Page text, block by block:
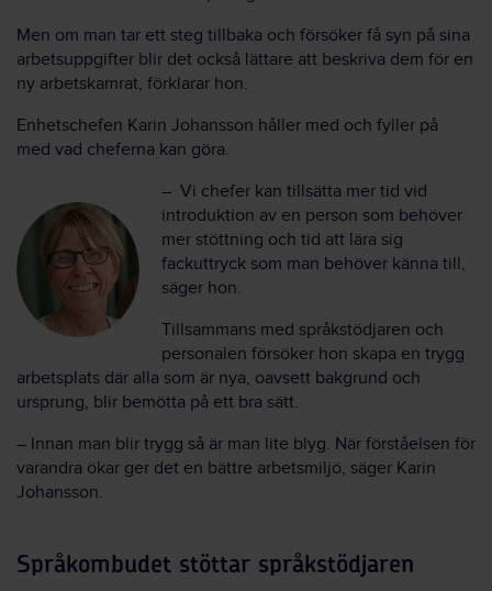
Men om man tar ett steg tillbaka och försöker få syn på sina
arbetsuppgifter blir det också lättare att beskriva dem för en
ny arbetskamrat, förklarar hon.
Enhetschefen Karin Johansson håller med och fyller på
med vad cheferna kan göra.
– Vi chefer kan tillsätta mer tid vid
introduktion av en person som behöver
mer stöttning och tid att lära sig
fackuttryck som man behöver känna till,
säger hon.
Tillsammans med språkstödjaren och
personalen försöker hon skapa en trygg
arbetsplats där alla som är nya, oavsett bakgrund och
ursprung, blir bemötta på ett bra sätt.
– Innan man blir trygg så är man lite blyg. När förståelsen för
varandra ökar ger det en bättre arbetsmiljö, säger Karin
Johansson.
Språkombudet stöttar språkstödjaren